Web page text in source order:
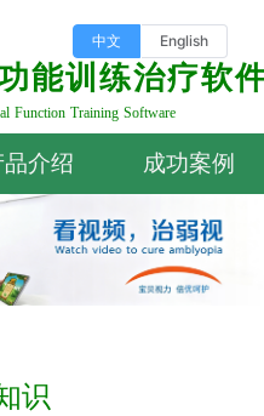
中文 English
能训练治疗软
Function Training Software
品介绍 成功案例
识